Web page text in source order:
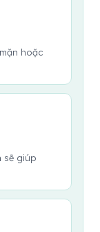
hoặc
sẽ giúp